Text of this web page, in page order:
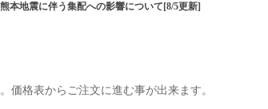
本地震に伴う集配への影響について[8/5更新]
価格表からご注文に進む事が出来ます。